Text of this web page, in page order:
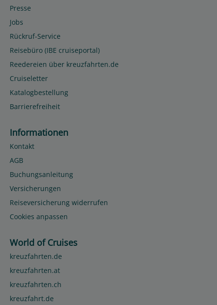
Presse
Jobs
Rückruf-Service
Reisebüro (IBE cruiseportal)
Reedereien über kreuzfahrten.de
Cruiseletter
Katalogbestellung
Barrierefreiheit
Informationen
Kontakt
AGB
Buchungsanleitung
Versicherungen
Reiseversicherung widerrufen
Cookies anpassen
World of Cruises
kreuzfahrten.de
kreuzfahrten.at
kreuzfahrten.ch
kreuzfahrt.de